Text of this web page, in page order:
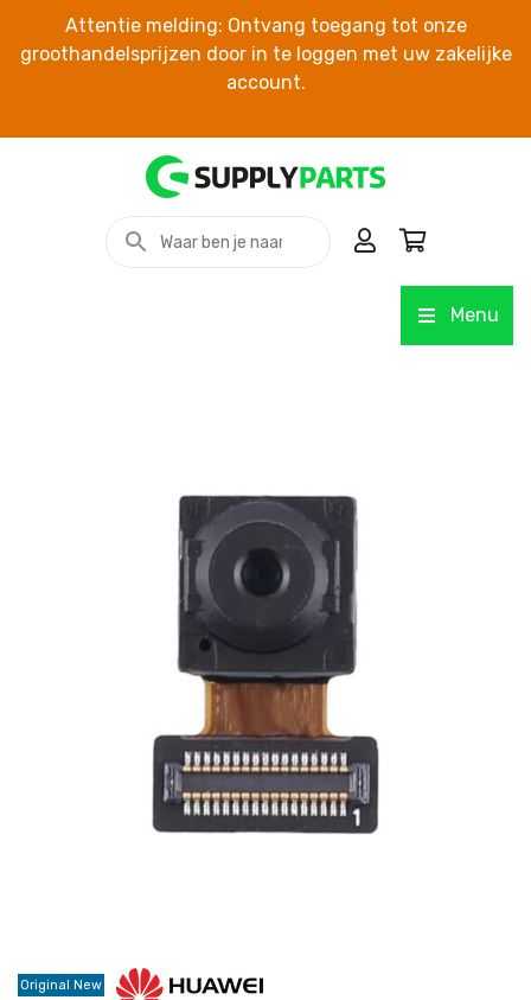
Attentie melding: Ontvang toegang tot onze
groothandelsprijzen door in te loggen met uw zakelijke
account.
Menu
Original New